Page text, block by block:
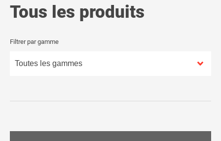
Tous les produits
Filtrer par gamme